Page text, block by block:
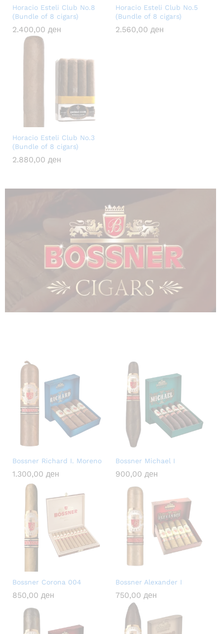
Horacio Esteli Club No.8
(Bundle of 8 cigars)
2.400,00 ден
Horacio Esteli Club No.5
(Bundle of 8 cigars)
2.560,00 ден
Horacio Esteli Club No.3
(Bundle of 8 cigars)
2.880,00 ден
Bossner Richard I. Moreno
1.300,00 ден
Bossner Michael I
900,00 ден
Bossner Corona 004
850,00 ден
Bossner Alexander I
750,00 ден